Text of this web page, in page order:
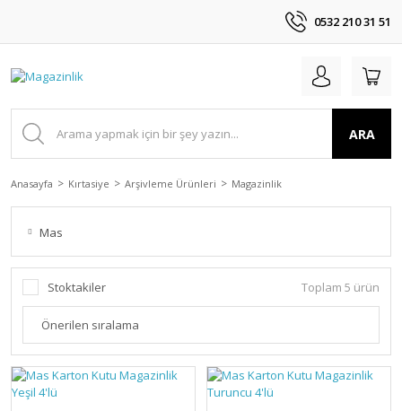
0532 210 31 51
ARA
Anasayfa Kırtasiye Arşivleme Ürünleri Magazinlik
Mas
Stoktakiler Toplam 5 ürün